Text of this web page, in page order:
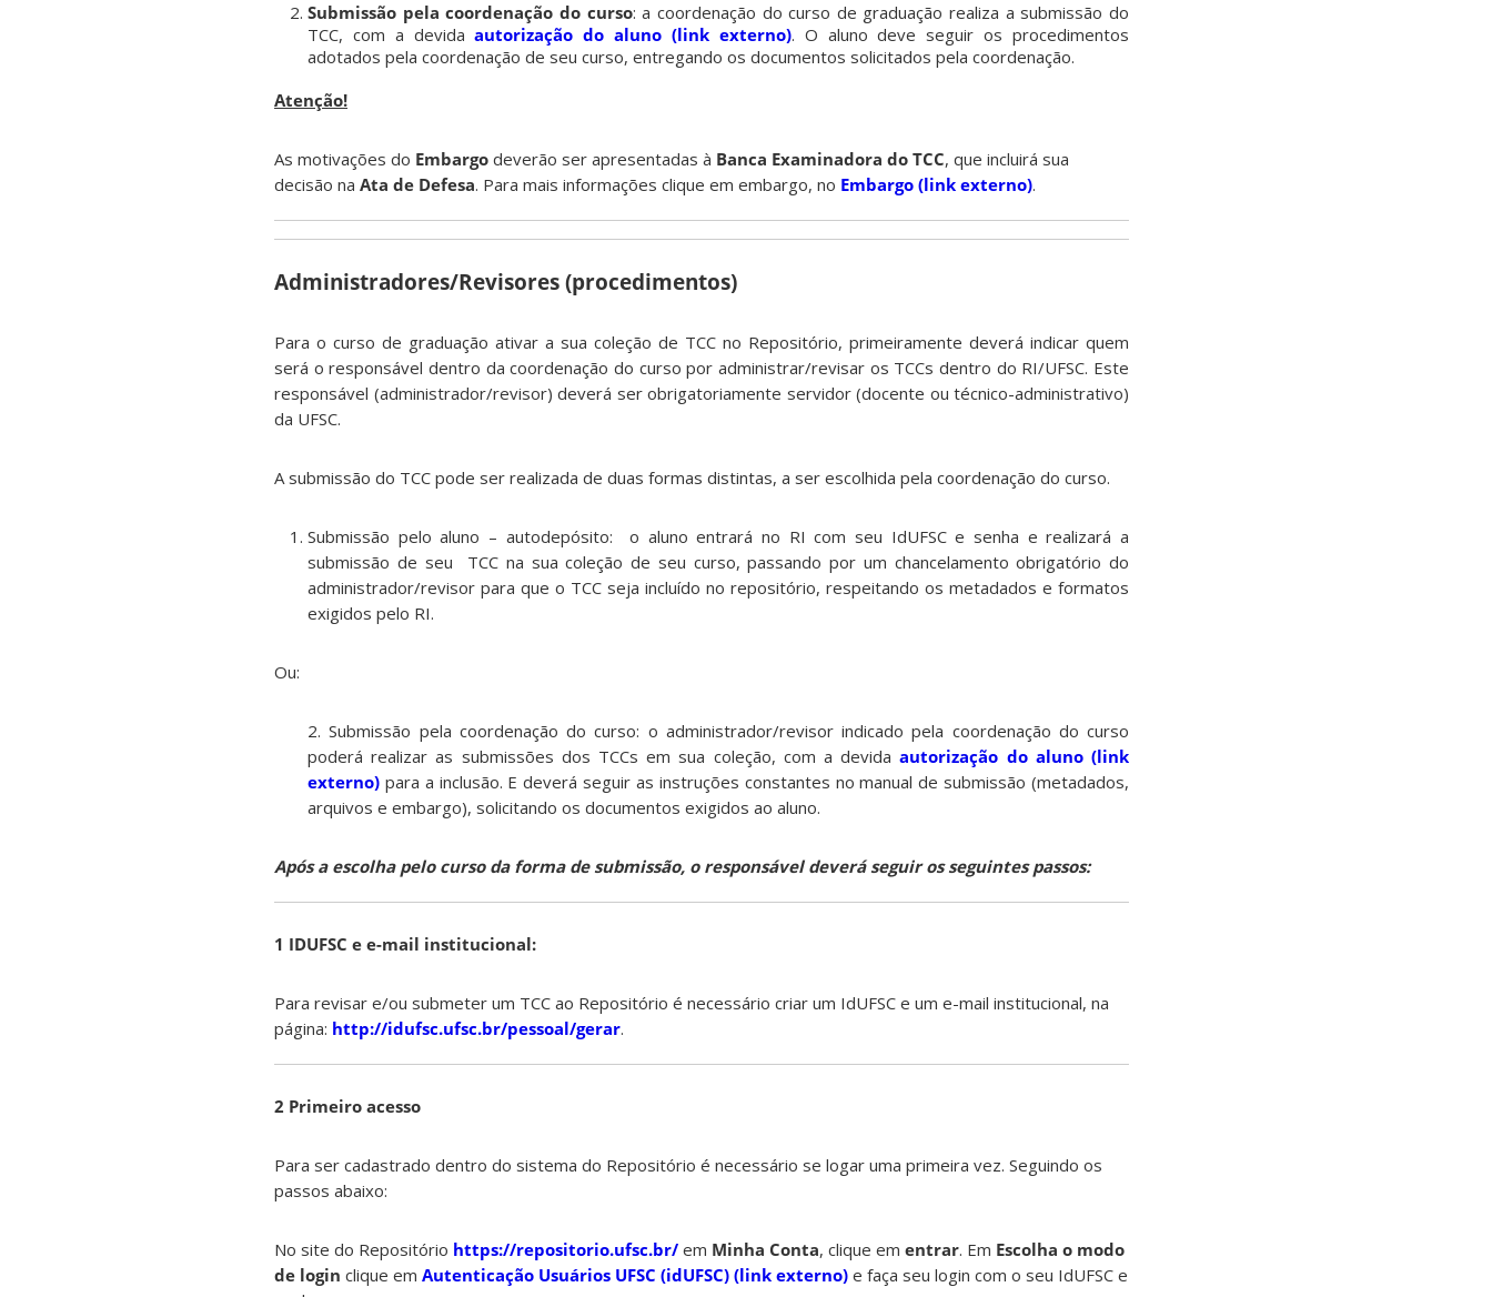
Submissão pela coordenação do curso: a coordenação do curso de graduação realiza a submissão do
TCC, com a devidaautorização do aluno (link externo). O aluno deve seguir os procedimentos
adotados pela coordenação de seu curso, entregando os documentos solicitados pela coordenação.
Atenção!
As motivações do Embargo deverão ser apresentadas à Banca Examinadora do TCC, que incluirá sua
decisão na Ata de Defesa. Para mais informações clique em embargo, no Embargo (link externo).
Administradores/Revisores (procedimentos)
Para o curso de graduação ativar a sua coleção de TCC no Repositório, primeiramente deverá indicar quem
será o responsável dentro da coordenação do curso por administrar/revisar os TCCs dentro do RI/UFSC. Este
responsável (administrador/revisor) deverá ser obrigatoriamente servidor (docente ou técnico-administrativo)
da UFSC.
A submissão do TCC pode ser realizada de duas formas distintas, a ser escolhida pela coordenação do curso.
Submissão pelo aluno – autodepósito: o aluno entrará no RI com seu IdUFSC e senha e realizará a
submissão de seu TCC na sua coleção de seu curso, passando por um chancelamento obrigatório do
administrador/revisor para que o TCC seja incluído no repositório, respeitando os metadados e formatos
exigidos pelo RI.
Ou:
2. Submissão pela coordenação do curso: o administrador/revisor indicado pela coordenação do curso
poderá realizar as submissões dos TCCs em sua coleção, com a devidaautorização do aluno (link
externo) para a inclusão. E deverá seguir as instruções constantes no manual de submissão (metadados,
arquivos e embargo), solicitando os documentos exigidos ao aluno.
Após a escolha pelo curso da forma de submissão, o responsável deverá seguir os seguintes passos:
1 IDUFSC e e-mail institucional:
Para revisar e/ou submeter um TCC ao Repositório é necessário criar um IdUFSC e um e-mail institucional, na
página: http://idufsc.ufsc.br/pessoal/gerar.
2 Primeiro acesso
Para ser cadastrado dentro do sistema do Repositório é necessário se logar uma primeira vez. Seguindo os
passos abaixo:
No site do Repositório https://repositorio.ufsc.br/ em Minha Conta, clique em entrar. Em Escolha o modo
de login clique em Autenticação Usuários UFSC (idUFSC) (link externo) e faça seu login com o seu IdUFSC e